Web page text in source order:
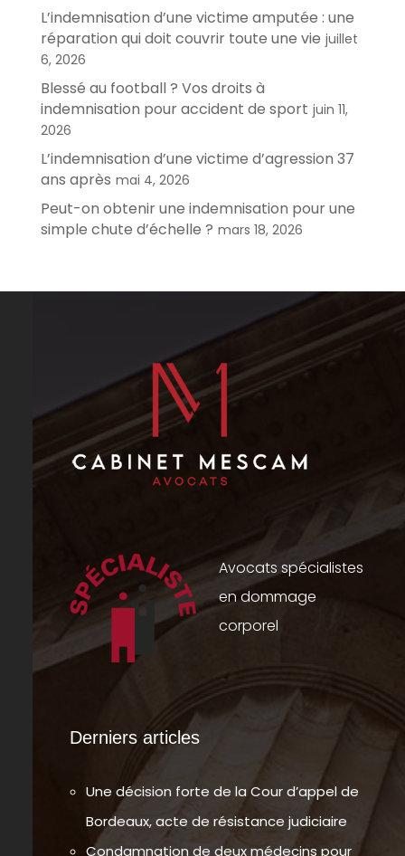
L’indemnisation d’une victime amputée : une
réparation qui doit couvrir toute une vie juillet
6, 2026
Blessé au football ? Vos droits à
indemnisation pour accident de sport juin 11,
2026
L’indemnisation d’une victime d’agression 37
ans après mai 4, 2026
Peut-on obtenir une indemnisation pour une
simple chute d’échelle ? mars 18, 2026
Avocats spécialistes
en dommage
corporel
Derniers articles
Une décision forte de la Cour d’appel de
Bordeaux, acte de résistance judiciaire
Condamnation de deux médecins pour